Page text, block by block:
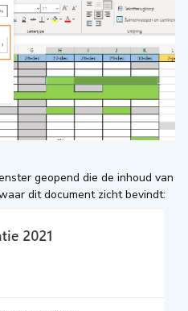
geopend die de inhoud van
dit document zicht bevindt: